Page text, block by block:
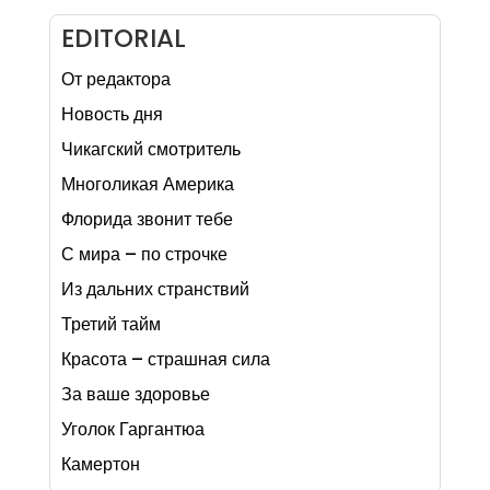
EDITORIAL
От редактора
Новость дня
Чикагский смотритель
Многоликая Америка
Флорида звонит тебе
С мира – по строчке
Из дальних странствий
Третий тайм
Красота – страшная сила
За ваше здоровье
Уголок Гаргантюа
Камертон